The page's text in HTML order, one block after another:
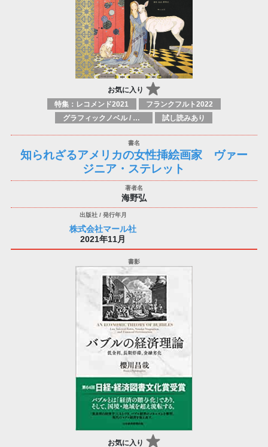
お気に入り
特集：レコメンド2021
フランクフルト2022
グラフィックノベル / コミックブック / 漫画：スタイル / 伝統
試し読みあり
知られざるアメリカの女性挿絵画家 ヴァー
ジニア・ステレット
海野弘
株式会社マール社
2021年11月
お気に入り